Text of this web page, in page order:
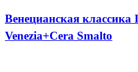
Венецианская классика
Venezia+Cera Smalto